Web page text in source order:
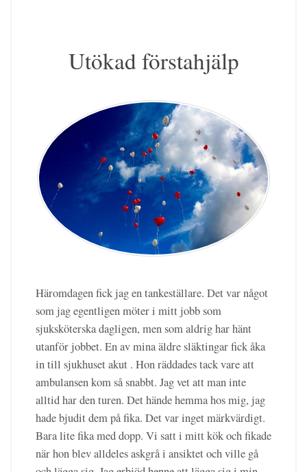
Utökad förstahjälp
Häromdagen fick jag en tankeställare. Det var något
som jag egentligen möter i mitt jobb som
sjuksköterska dagligen, men som aldrig har hänt
utanför jobbet. En av mina äldre släktingar fick åka
in till sjukhuset akut . Hon räddades tack vare att
ambulansen kom så snabbt. Jag vet att man inte
alltid har den turen. Det hände hemma hos mig, jag
hade bjudit dem på fika. Det var inget märkvärdigt.
Bara lite fika med dopp. Vi satt i mitt kök och fikade
när hon blev alldeles askgrå i ansiktet och ville gå